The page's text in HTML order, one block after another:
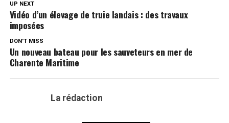
UP NEXT
Vidéo d’un élevage de truie landais : des travaux
imposées
DON'T MISS
Un nouveau bateau pour les sauveteurs en mer de
Charente Maritime
La rédaction